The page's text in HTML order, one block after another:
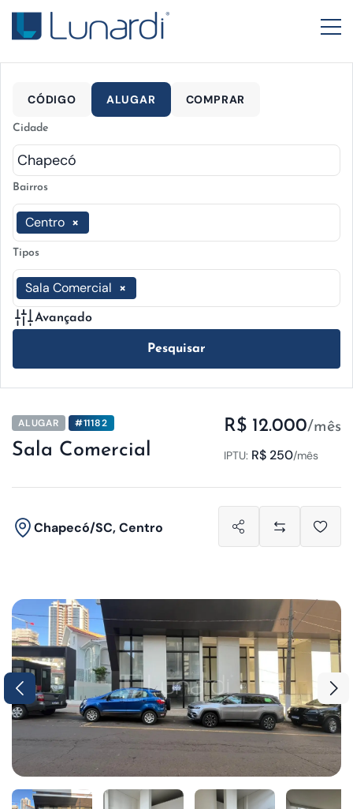
CÓDIGO ALUGAR COMPRAR
Cidade
Bairros
×
Centro
Tipos
×
Sala Comercial
Avançado
Pesquisar
ALUGAR #11182
Sala Comercial
R$ 12.000/mês
IPTU: R$ 250/mês
Chapecó/SC, Centro